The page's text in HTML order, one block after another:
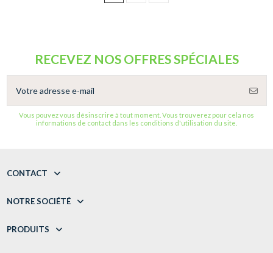
RECEVEZ NOS OFFRES SPÉCIALES
Vous pouvez vous désinscrire à tout moment. Vous trouverez pour cela nos
informations de contact dans les conditions d'utilisation du site.
CONTACT
NOTRE SOCIÉTÉ
PRODUITS